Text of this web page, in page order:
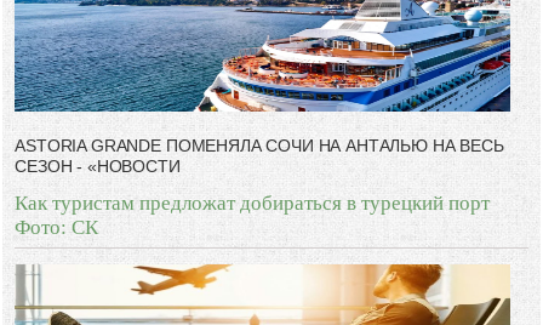
-- Люблю давать советы и очень не люблю, когда их дают мне.
ASTORIA GRANDE ПОМЕНЯЛА СОЧИ НА АНТАЛЬЮ НА ВЕСЬ
СЕЗОН - «НОВОСТИ
Как туристам предложат добираться в турецкий порт
Фото: СК